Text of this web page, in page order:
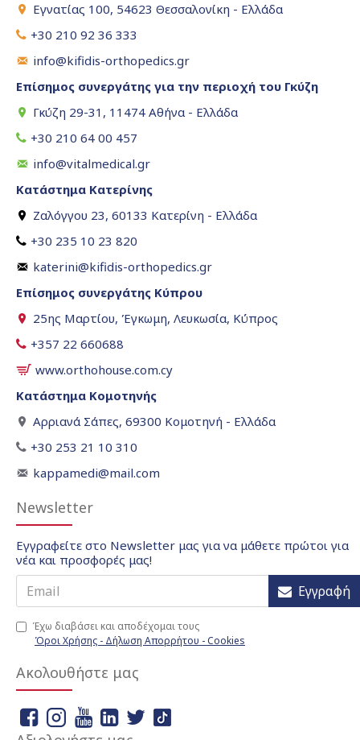
Εγνατίας 100, 54623 Θεσσαλονίκη - Ελλάδα
+30 210 92 36 333
info@kifidis-orthopedics.gr
Επίσημος συνεργάτης για την περιοχή του Γκύζη
Γκύζη 29-31, 11474 Αθήνα - Ελλάδα
+30 210 64 00 457
info@vitalmedical.gr
Κατάστημα Κατερίνης
Ζαλόγγου 23, 60133 Κατερίνη - Ελλάδα
+30 235 10 23 820
katerini@kifidis-orthopedics.gr
Επίσημος συνεργάτης Κύπρου
25ης Μαρτίου, Έγκωμη, Λευκωσία, Κύπρος
+357 22 660688
www.orthohouse.com.cy
Κατάστημα Κομοτηνής
Αρριανά Σάπες, 69300 Κομοτηνή - Ελλάδα
+30 253 21 10 310
kappamedi@mail.com
Newsletter
Εγγραφείτε στο Newsletter μας για να μάθετε πρώτοι για
νέα και προσφορές μας!
Εγγραφή
Έχω διαβάσει και αποδέχομαι τους
Όροι Χρήσης - Δήλωση Απορρήτου - Cookies
Ακολουθήστε μας